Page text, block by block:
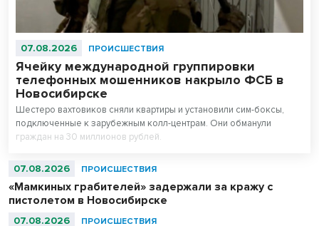
07.08.2026 ПРОИСШЕСТВИЯ
Ячейку международной группировки
телефонных мошенников накрыло ФСБ в
Новосибирске
Шестеро вахтовиков сняли квартиры и установили сим-боксы,
подключенные к зарубежным колл-центрам. Они обманули
граждан на 30 миллионов рублей.
07.08.2026 ПРОИСШЕСТВИЯ
«Мамкиных грабителей» задержали за кражу с
пистолетом в Новосибирске
07.08.2026 ПРОИСШЕСТВИЯ